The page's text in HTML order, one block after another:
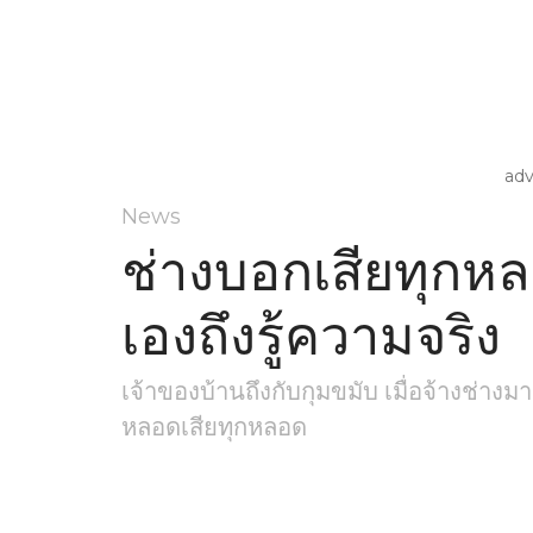
News
ช่างบอกเสียทุกห
เองถึงรู้ความจริง
เจ้าของบ้านถึงกับกุมขมับ เมื่อจ้างช่าง
หลอดเสียทุกหลอด